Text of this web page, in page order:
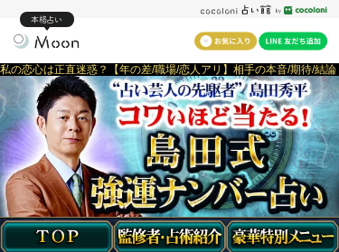
本格占い
私の恋心は正直迷惑？【年の差/職場/恋人アリ】相手の本音/期待/結論